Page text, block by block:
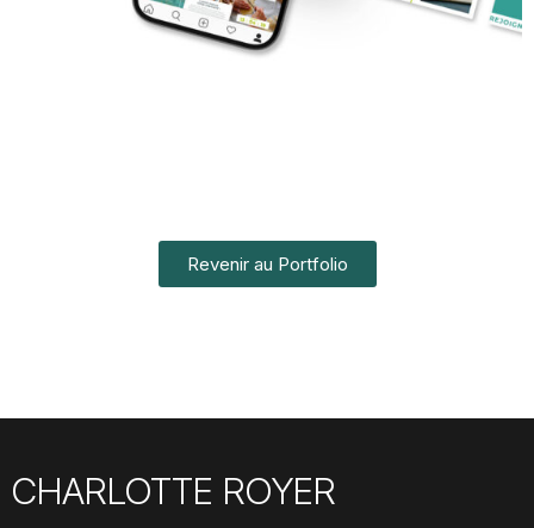
Revenir au Portfolio
CHARLOTTE ROYER